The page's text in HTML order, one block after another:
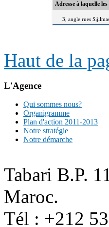
Adresse à laquelle
3, angle rues
Haut de la
L'Agence
Qui sommes nous?
Organigramme
Plan d'action 2011-2013
Notre stratégie
Notre démarche
Tabari B.P.
Maroc.
Tél : +212